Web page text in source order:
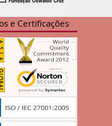
e Certificações